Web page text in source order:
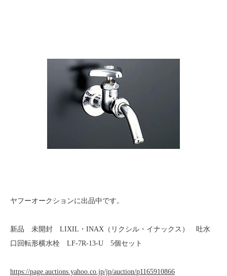
ヤフーオークションに出品中です。
新品 未開封 LIXIL・INAX（リクシル・イナックス） 吐水
口回転形横水栓 LF-7R-13-U 5個セット
https://page.auctions.yahoo.co.jp/jp/auction/p1165910866